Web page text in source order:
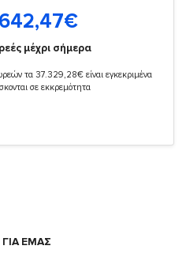
€
μέχρι σήμερα
τα 37.329,28€ είναι εγκεκριμένα
σε εκκρεμότητα
ΓΙΑ ΕΜΑΣ